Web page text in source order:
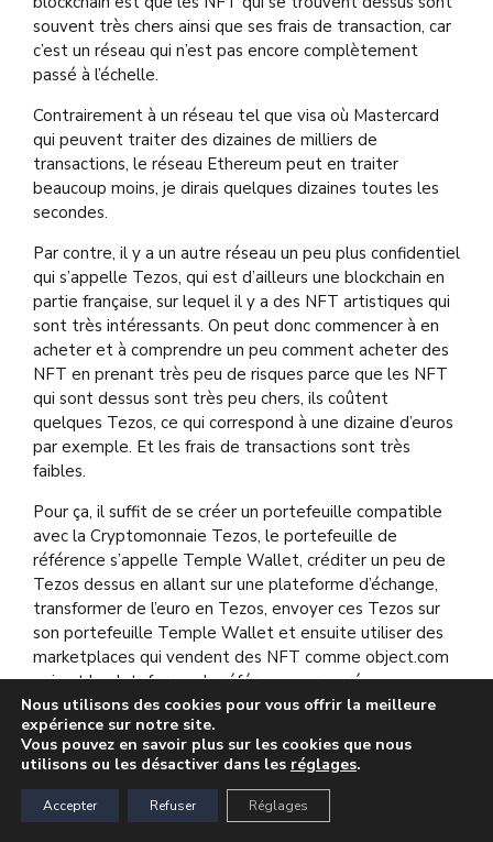
souvent très chers ainsi que ses frais de transaction, car
c’est un réseau qui n’est pas encore complètement
passé à l’échelle.
Contrairement à un réseau tel que visa où Mastercard
qui peuvent traiter des dizaines de milliers de
transactions, le réseau Ethereum peut en traiter
beaucoup moins, je dirais quelques dizaines toutes les
secondes.
Par contre, il y a un autre réseau un peu plus confidentiel
qui s’appelle Tezos, qui est d’ailleurs une blockchain en
partie française, sur lequel il y a des NFT artistiques qui
sont très intéressants. On peut donc commencer à en
acheter et à comprendre un peu comment acheter des
NFT en prenant très peu de risques parce que les NFT
qui sont dessus sont très peu chers, ils coûtent
quelques Tezos, ce qui correspond à une dizaine d’euros
par exemple. Et les frais de transactions sont très
faibles.
Pour ça, il suffit de se créer un portefeuille compatible
avec la Cryptomonnaie Tezos, le portefeuille de
référence s’appelle Temple Wallet, créditer un peu de
Tezos dessus en allant sur une plateforme d’échange,
transformer de l’euro en Tezos, envoyer ces Tezos sur
son portefeuille Temple Wallet et ensuite utiliser des
marketplaces qui vendent des NFT comme object.com
qui est la plateforme de référence sur ce réseau
aujourd’hui.
Il faut commencer, tout simplement, à explorer les
artistes qui existent, à faire ses propres recherches, à
comprendre les codes des artistes, comprendre
pourquoi tel NFT est plus cher qu’un autre, etc.
Nous utilisons des cookies pour vous offrir la meilleure
expérience sur notre site.
Vous pouvez en savoir plus sur les cookies que nous
utilisons ou les désactiver dans les réglages.
Accepter Refuser Réglages